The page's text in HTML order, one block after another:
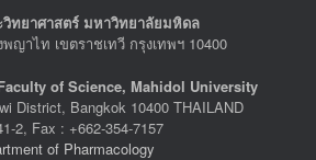
ทยาศาสตร์ มหาวิทยาลัยมหิดล
าไท เขตราชเทวี กรุงเทพฯ 10400
of Science, Mahidol University
District, Bangkok 10400 THAILAND
2, Fax : +662-354-7157
of Pharmacology